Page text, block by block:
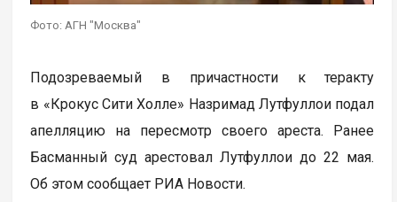
Фото: АГН "Москва"
Подозреваемый в причастности к теракту
в «Крокус Сити Холле» Назримад Лутфуллои подал
апелляцию на пересмотр своего ареста. Ранее
Басманный суд арестовал Лутфуллои до 22 мая.
Об этом сообщает РИА Новости.